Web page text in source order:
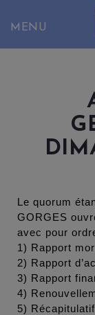
content
Le quorum
GORGES
avec pour
1) Rapport
2) Rapport
3) Rapport
4)
5)